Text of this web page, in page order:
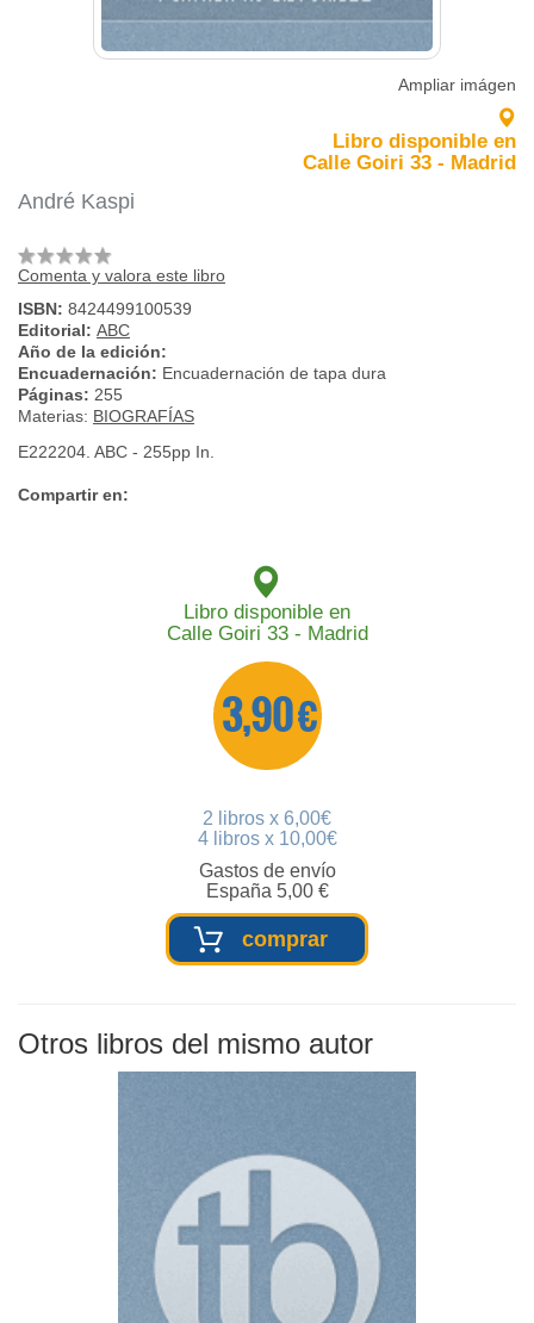
Ampliar imágen
Libro disponible en
Calle Goiri 33 - Madrid
André Kaspi
Comenta y valora este libro
ISBN: 8424499100539
Editorial: ABC
Año de la edición:
Encuadernación: Encuadernación de tapa dura
Páginas: 255
Materias: BIOGRAFÍAS
E222204. ABC - 255pp In.
Compartir en:
Libro disponible en
Calle Goiri 33 - Madrid
3,90 €
2 libros x 6,00€
4 libros x 10,00€
Gastos de envío
España 5,00 €
comprar
Otros libros del mismo autor